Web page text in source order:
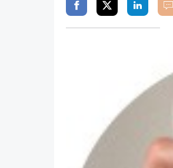
PartagerPartagerPartager